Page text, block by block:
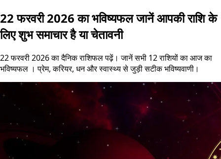
22 फरवरी 2026 का भविष्यफल जानें आपकी राशि के
लिए शुभ समाचार है या चेतावनी
22 फरवरी 2026 का दैनिक राशिफल पढ़ें। जानें सभी 12 राशियों का आज का
भविष्यफल । प्रेम, करियर, धन और स्वास्थ्य से जुड़ी सटीक भविष्यवाणी।